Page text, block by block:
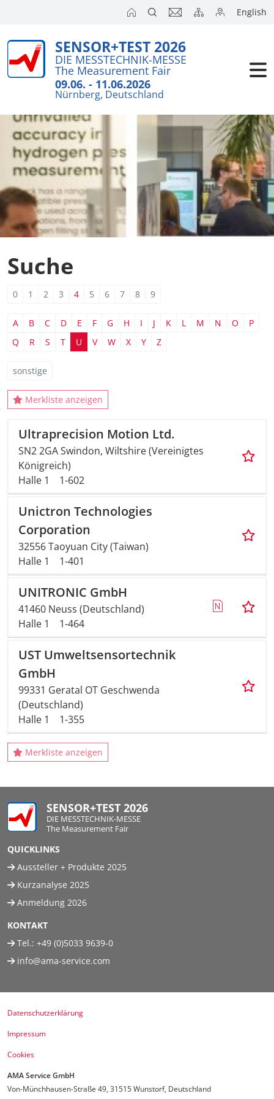
English
SENSOR+TEST 2026
DIE MESSTECHNIK-MESSE
The Measurement Fair
09.06. - 11.06.2026
Nürnberg, Deutschland
Suche
0 1 2 3 4 5 6 7 8 9
A B C D E F G H I J K L M N O
P
Q
R S T U V W X Y Z
sonstige
Merkliste anzeigen
Ultraprecision Motion Ltd.
SN2 2GA Swindon, Wiltshire (Vereinigtes
Königreich)
Halle 1
1-602
Unictron Technologies
Corporation
32556 Taoyuan City (Taiwan)
Halle 1
1-401
UNITRONIC GmbH
41460 Neuss (Deutschland)
Halle 1
1-464
UST Umweltsensortechnik
GmbH
99331 Geratal OT Geschwenda
(Deutschland)
Halle 1
1-355
Merkliste anzeigen
SENSOR+TEST 2026
DIE MESSTECHNIK-MESSE
The Measurement Fair
QUICKLINKS
Aussteller + Produkte 2025
Kurzanalyse 2025
Anmeldung 2026
KONTAKT
Tel.: +49 (0)5033 9639-0
info@ama-service.com
Datenschutzerklärung
Impressum
Cookies
AMA Service GmbH
Von-Münchhausen-Straße 49, 31515 Wunstorf, Deutschland